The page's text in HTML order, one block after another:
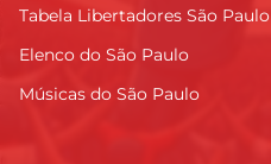
Tabela Libertadores São Paulo
Elenco do São Paulo
Músicas do São Paulo